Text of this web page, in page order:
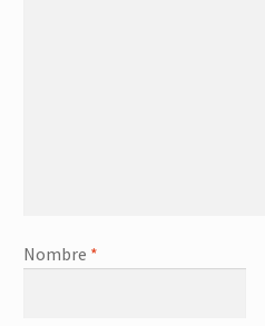
Nombre *